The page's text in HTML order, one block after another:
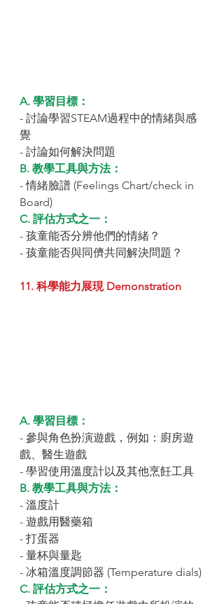
A. 學習目標：
- 討論學習STEAM過程中的情緒與感
覺
- 討論如何解決問題
B. 教學工具與方法：
- 情緒臉譜 (Feelings Chart/check in
Board)
C. 評估方式之一：
- 孩童能否分辨他們的情緒？
- 孩童能否與同儕共同解決問題？
11. 科學能力展現 Demonstration
A. 學習目標：
- 參與角色扮演遊戲，例如：廚房遊
戲、醫生遊戲
- 學習使用溫度計以及其他烹飪工具
B. 教學工具與方法：
- 溫度計
- 遊戲用醫藥箱
- 打蛋器
- 量杯與量匙
- 冰箱溫度調節器 (Temperature dials)
C. 評估方式之一：